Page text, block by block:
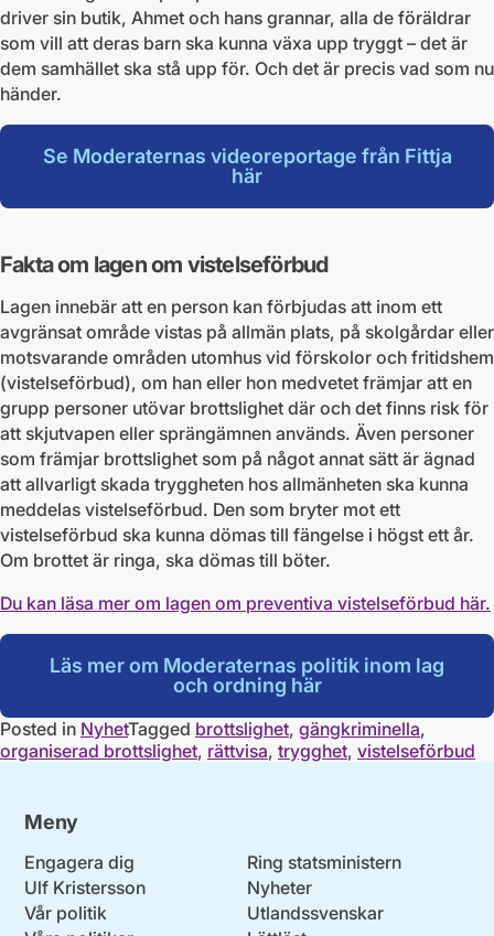
driver sin butik, Ahmet och hans grannar, alla de föräldrar
som vill att deras barn ska kunna växa upp tryggt – det är
dem samhället ska stå upp för. Och det är precis vad som nu
händer.
Se Moderaternas videoreportage från Fittja
här
Fakta om lagen om vistelseförbud
Lagen innebär att en person kan förbjudas att inom ett
avgränsat område vistas på allmän plats, på skolgårdar eller
motsvarande områden utomhus vid förskolor och fritidshem
(vistelseförbud), om han eller hon medvetet främjar att en
grupp personer utövar brottslighet där och det finns risk för
att skjutvapen eller sprängämnen används. Även personer
som främjar brottslighet som på något annat sätt är ägnad
att allvarligt skada tryggheten hos allmänheten ska kunna
meddelas vistelseförbud. Den som bryter mot ett
vistelseförbud ska kunna dömas till fängelse i högst ett år.
Om brottet är ringa, ska dömas till böter.
Du kan läsa mer om lagen om preventiva vistelseförbud här.
Läs mer om Moderaternas politik inom lag
och ordning här
Posted in NyhetTagged brottslighet, gängkriminella,
organiserad brottslighet, rättvisa, trygghet, vistelseförbud
Meny
Engagera dig
Ulf Kristersson
Vår politik
Ring statsministern
Nyheter
Utlandssvenskar